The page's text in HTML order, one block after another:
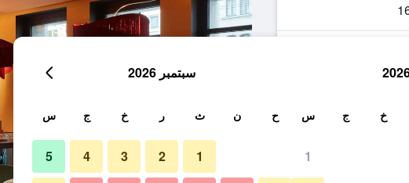
خ ج س
1
سبتمبر 2026
ح ن ث ر خ ج س
1
2
3
4
5